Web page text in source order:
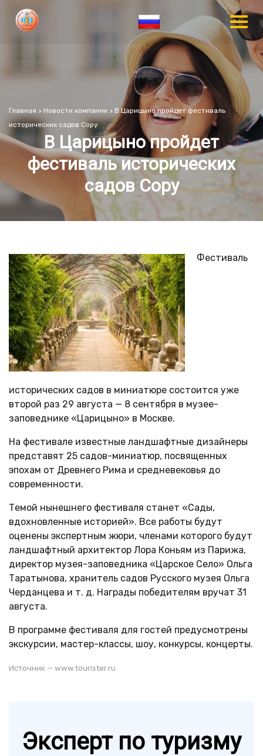
Главная > Новости компании > В Царицыно пройдет фестиваль
исторических садов Copy
В Царицыно пройдет
фестиваль исторических
садов Copy
Фестиваль
исторических садов в миниатюре состоится уже
второй раз 29 августа — 8 сентября в музее-
заповеднике «Царицыно» в Москве.
На фестивале известные ландшафтные дизайнеры
представят 25 садов-миниатюр, посвященных
эпохам от Древнего Рима и средневековья до
современности.
Темой нынешнего фестиваля станет «Сады,
вдохновленные историей». Все работы будут
оценены экспертным жюри, членами которого будут
ландшафтный архитектор Лора Коньям из Парижа,
директор музея-заповедника «Царское Село» Ольга
Таратынова, хранитель садов Русского музея Ольга
Черданцева и т. д. Награды победителям вручат 31
августа.
В программе фестиваля для гостей предусмотрены
экскурсии, мастер-классы, шоу, конкурсы, концерты.
Источник — www.tourister.ru
Эксперт по туризму